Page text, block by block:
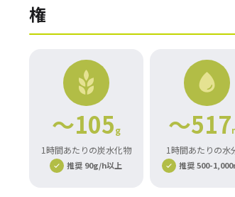
権
～105g
1時間あたりの炭水化物
推奨 90g/h以上
～517
1時間あたりの水
推奨 500-